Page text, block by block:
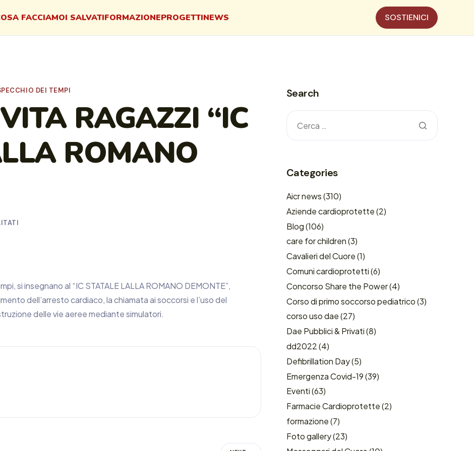
FACCIAMOI SALVATIFORMAZIONEPROGETTINEWS SOSTIENICI
DEI TEMPI
RAGAZZI “IC
ROMANO
si insegnano al “IC STATALE LALLA ROMANO DEMONTE”,
dell’arresto cardiaco, la chiamata ai soccorsi e l’uso del
delle vie aeree mediante simulatori.
Search
Categories
Aicr news(310)
Aziende cardioprotette(2)
Blog(106)
care for children(3)
Cavalieri del Cuore(1)
Comuni cardioprotetti(6)
Concorso Share the Power(4)
Corso di primo soccorso pediatrico(3)
corso uso dae(27)
Dae Pubblici & Privati(8)
dd2022(4)
Defibrillation Day(5)
Emergenza Covid-19(39)
Eventi(63)
Farmacie Cardioprotette(2)
formazione(7)
Foto gallery(23)